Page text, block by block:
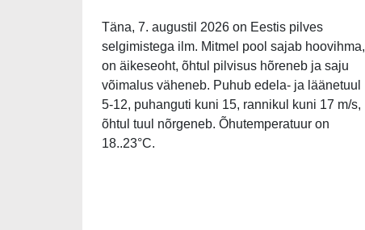
Täna, 7. augustil 2026 on Eestis pilves
selgimistega ilm. Mitmel pool sajab hoovihma,
on äikeseoht, õhtul pilvisus hõreneb ja saju
võimalus väheneb. Puhub edela- ja läänetuul
5-12, puhanguti kuni 15, rannikul kuni 17 m/s,
õhtul tuul nõrgeneb. Õhutemperatuur on
18..23°C.